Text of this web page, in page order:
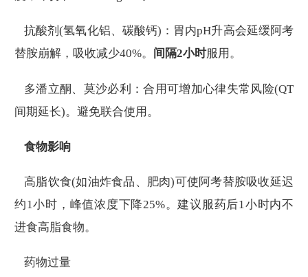
抗酸剂(氢氧化铝、碳酸钙)：胃内pH升高会延缓阿考
替胺崩解，吸收减少40%。
间隔2小时服用。
多潘立酮、莫沙必利：合用可增加心律失常风险(QT
间期延长)。避免联合使用。
食物影响
高脂饮食(如油炸食品、肥肉)可使阿考替胺吸收延迟
约1小时，峰值浓度下降25%。建议服药后1小时内不
进食高脂食物。
药物过量